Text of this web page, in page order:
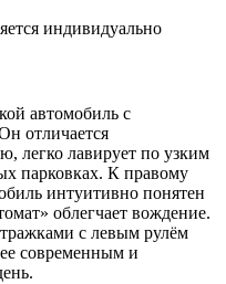
индивидуально
автомобиль с
отличается
легко лавирует по узким
парковках. К правому
интуитивно понятен
облегчает вождение.
с левым рулём
современным и